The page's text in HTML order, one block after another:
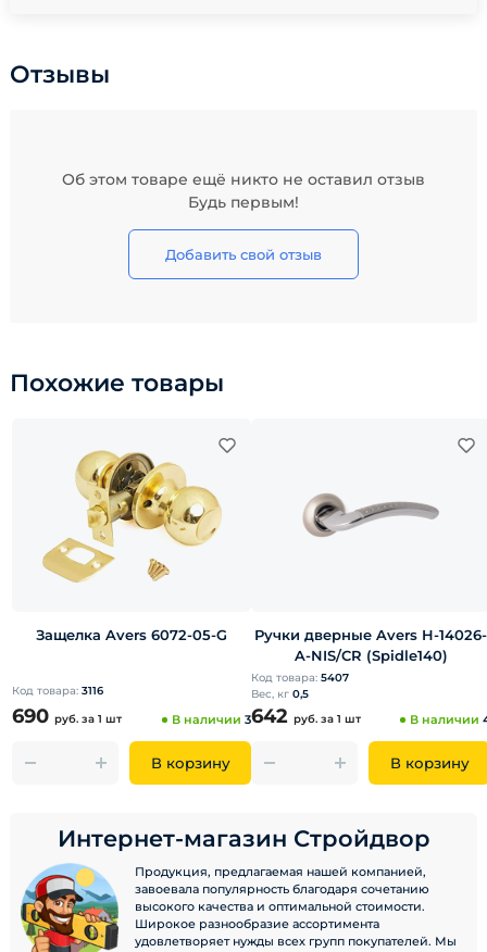
Отзывы
Об этом товаре ещё никто не оставил отзыв
Будь первым!
Добавить свой отзыв
Похожие товары
Защелка Avers 6072-05-G
Код товара: 3116
690 руб. за 1 шт В наличии 3
В корзину
Ручки дверные Avers H-14026-
A-NIS/CR (Spidle140)
Код товара: 5407
Вес, кг 0,5
642 руб. за 1 шт В наличии
В корзину
Интернет-магазин Стройдвор
Продукция, предлагаемая нашей компанией,
завоевала популярность благодаря сочетанию
высокого качества и оптимальной стоимости.
Широкое разнообразие ассортимента
удовлетворяет нужды всех групп покупателей. Мы